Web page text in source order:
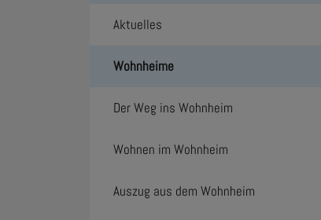
Aktuelles
Wohnheime
Der Weg ins Wohnheim
Wohnen im Wohnheim
Auszug aus dem Wohnheim